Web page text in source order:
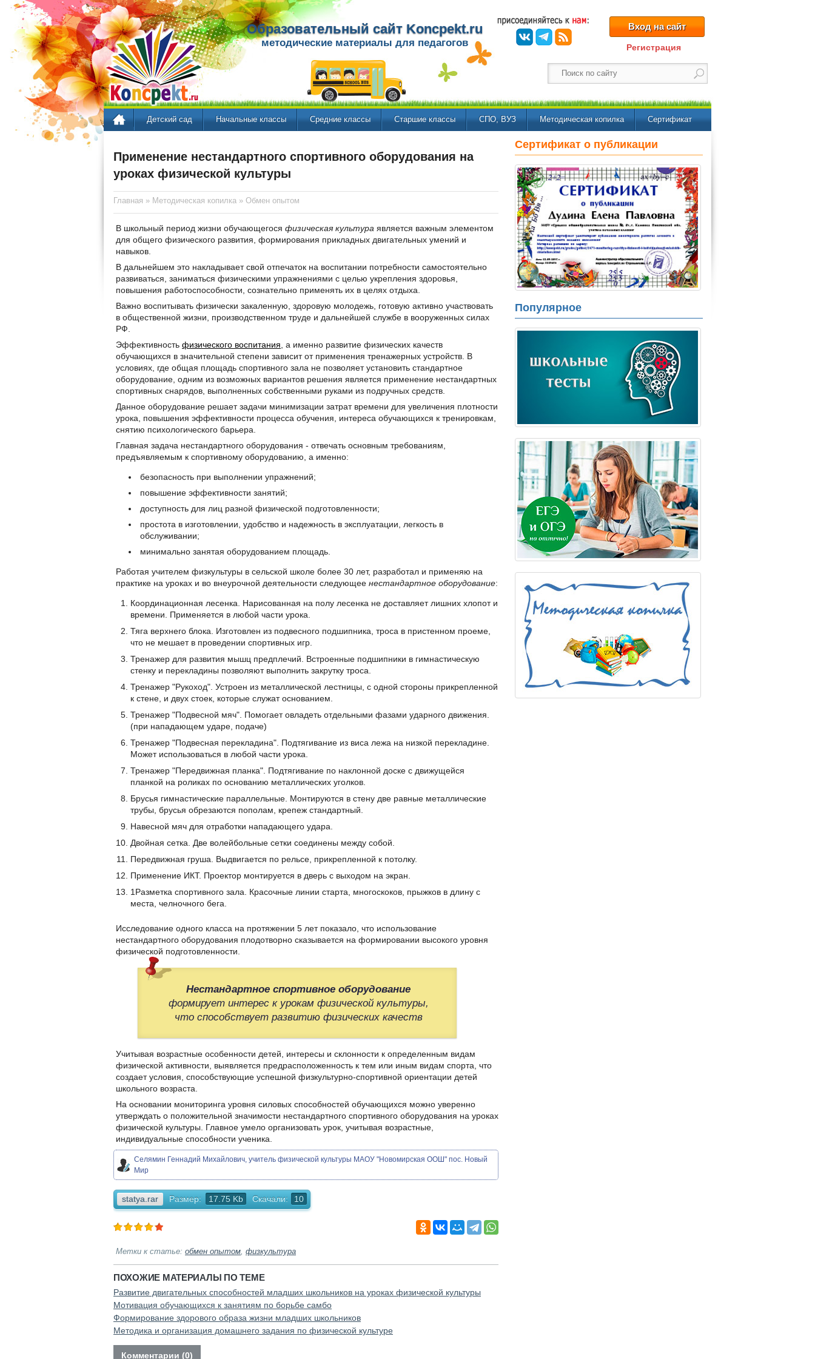
Образовательный сайт Koncpekt.ru
методические материалы для педагогов
Вход на сайт
Регистрация
Детский сад Начальные классы Средние классы Старшие классы СПО, ВУЗ Методическая копилка Сертификат
Применение нестандартного спортивного оборудования на
уроках физической культуры
Главная » Методическая копилка » Обмен опытом
В школьный период жизни обучающегося физическая культура является важным элементом
для общего физического развития, формирования прикладных двигательных умений и
навыков.
В дальнейшем это накладывает свой отпечаток на воспитании потребности самостоятельно
развиваться, заниматься физическими упражнениями с целью укрепления здоровья,
повышения работоспособности, сознательно применять их в целях отдыха.
Важно воспитывать физически закаленную, здоровую молодежь, готовую активно участвовать
в общественной жизни, производственном труде и дальнейшей службе в вооруженных силах
РФ.
Эффективность физического воспитания, а именно развитие физических качеств
обучающихся в значительной степени зависит от применения тренажерных устройств. В
условиях, где общая площадь спортивного зала не позволяет установить стандартное
оборудование, одним из возможных вариантов решения является применение нестандартных
спортивных снарядов, выполненных собственными руками из подручных средств.
Данное оборудование решает задачи минимизации затрат времени для увеличения плотности
урока, повышения эффективности процесса обучения, интереса обучающихся к тренировкам,
снятию психологического барьера.
Главная задача нестандартного оборудования - отвечать основным требованиям,
предъявляемым к спортивному оборудованию, а именно:
безопасность при выполнении упражнений;
повышение эффективности занятий;
доступность для лиц разной физической подготовленности;
простота в изготовлении, удобство и надежность в эксплуатации, легкость в
обслуживании;
минимально занятая оборудованием площадь.
Работая учителем физкультуры в сельской школе более 30 лет, разработал и применяю на
практике на уроках и во внеурочной деятельности следующее нестандартное оборудование:
Координационная лесенка. Нарисованная на полу лесенка не доставляет лишних хлопот и
времени. Применяется в любой части урока.
Тяга верхнего блока. Изготовлен из подвесного подшипника, троса в пристенном проеме,
что не мешает в проведении спортивных игр.
Тренажер для развития мышц предплечий. Встроенные подшипники в гимнастическую
стенку и перекладины позволяют выполнить закрутку троса.
Тренажер "Рукоход". Устроен из металлической лестницы, с одной стороны прикрепленной
к стене, и двух стоек, которые служат основанием.
Тренажер "Подвесной мяч". Помогает овладеть отдельными фазами ударного движения.
(при нападающем ударе, подаче)
Тренажер "Подвесная перекладина". Подтягивание из виса лежа на низкой перекладине.
Может использоваться в любой части урока.
Тренажер "Передвижная планка". Подтягивание по наклонной доске с движущейся
планкой на роликах по основанию металлических уголков.
Брусья гимнастические параллельные. Монтируются в стену две равные металлические
трубы, брусья обрезаются пополам, крепеж стандартный.
Навесной мяч для отработки нападающего удара.
Двойная сетка. Две волейбольные сетки соединены между собой.
Передвижная груша. Выдвигается по рельсе, прикрепленной к потолку.
Применение ИКТ. Проектор монтируется в дверь с выходом на экран.
1Разметка спортивного зала. Красочные линии старта, многоскоков, прыжков в длину с
места, челночного бега.
Исследование одного класса на протяжении 5 лет показало, что использование
нестандартного оборудования плодотворно сказывается на формировании высокого уровня
физической подготовленности.
Нестандартное спортивное оборудование
формирует интерес к урокам физической культуры,
что способствует развитию физических качеств
Учитывая возрастные особенности детей, интересы и склонности к определенным видам
физической активности, выявляется предрасположенность к тем или иным видам спорта, что
создает условия, способствующие успешной физкультурно-спортивной ориентации детей
школьного возраста.
На основании мониторинга уровня силовых способностей обучающихся можно уверенно
утверждать о положительной значимости нестандартного спортивного оборудования на уроках
физической культуры. Главное умело организовать урок, учитывая возрастные,
индивидуальные способности ученика.
Селямин Геннадий Михайлович, учитель физической культуры МАОУ "Новомирская ООШ" пос. Новый
Мир
statya.rar Размер: 17.75 Kb Скачали: 10
Метки к статье: обмен опытом физкультура
ПОХОЖИЕ МАТЕРИАЛЫ ПО ТЕМЕ
Развитие двигательных способностей младших школьников на уроках физической культуры
Мотивация обучающихся к занятиям по борьбе самбо
Формирование здорового образа жизни младших школьников
Методика и организация домашнего задания по физической культуре
Комментарии (0)
Сертификат о публикации
Популярное